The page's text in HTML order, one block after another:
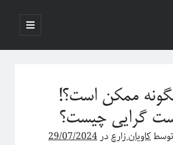
باز
کردن
اصلی
ممکن است؟!
گرایی چیست؟
کاویان زارعدر29/07/2024